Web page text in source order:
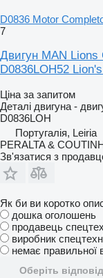
D0836 Motor
7
Двигун MAN Lions
D0836LOH52
Ціна за запитом
Деталі двигуна -
D0836LOH
Португалія, Leiria
PERALTA &
Зв'язатися з
Як би ви коротко
дошка оголошень
продавець
виробник
немає правильної
Оберіть